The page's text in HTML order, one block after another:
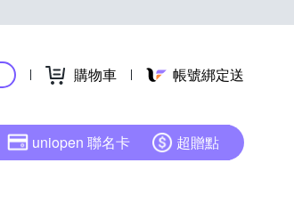
購物車 帳號綁定送
uniopen 聯名卡 超贈點